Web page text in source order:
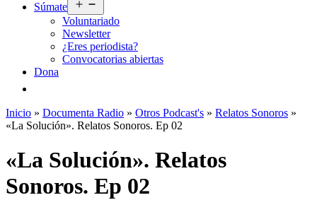
Súmate
el
menú
Voluntariado
Newsletter
¿Eres periodista?
Convocatorias abiertas
Dona
Inicio » Documenta Radio » Otros Podcast's » Relatos Sonoros »
«La Solución». Relatos Sonoros. Ep 02
«La Solución». Relatos
Sonoros. Ep 02